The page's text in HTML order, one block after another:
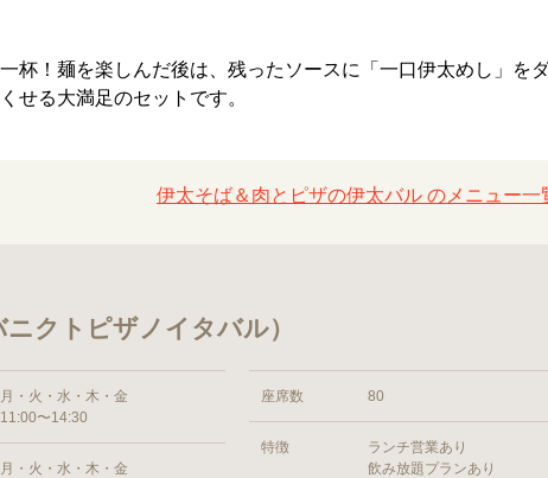
杯！麺を楽しんだ後は、残ったソースに「一口伊太めし」を
せる大満足のセットです。
伊太そば＆肉とピザの伊太バル のメニュー一
クトピザノイタバル）
月・火・水・木・金
11:00〜14:30
月・火・水・木・金
座席数 80
特徴
ランチ営業あり
飲み放題プランあり